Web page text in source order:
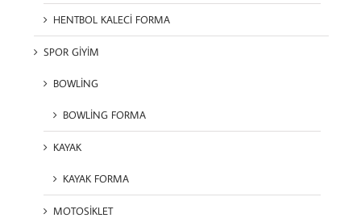
HENTBOL KALECİ FORMA
SPOR GİYİM
BOWLİNG
BOWLİNG FORMA
KAYAK
KAYAK FORMA
MOTOSİKLET